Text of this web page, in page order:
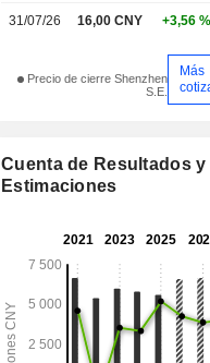
31/07/26 16,00 CNY +3,56 %
Precio de cierre Shenzhen
S.E.
Más
Cuenta de Resultados y
Estimaciones